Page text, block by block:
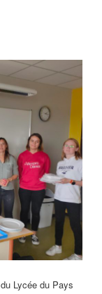
Lycée du Pays